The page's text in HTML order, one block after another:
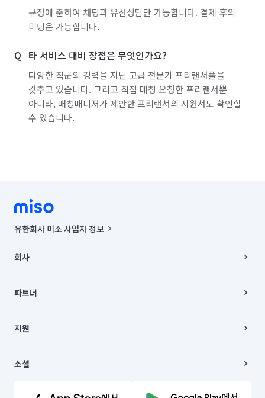
규정에 준하여 채팅과 유선상담만 가능합니다. 결제 후의
미팅은 가능합니다.
타 서비스 대비 장점은 무엇인가요?
다양한 직군의 경력을 지닌 고급 전문가 프리랜서풀을
갖추고 있습니다. 그리고 직접 매칭 요청한 프리랜서뿐
아니라, 매칭매니저가 제안한 프리랜서의 지원서도 확인할
수 있습니다.
유한회사 미소 사업자 정보
00019 |
주소 | 본사: 서울특별시 종로구 율곡로 6(중학동, 트윈트리빌딩) B동 5층
컨택센터 : 서울특별시 종로구 수송동 율곡로 24, 7층, 8층 미소
상품, 상품정보, 거래에 관한 의무와 책임은 거래당사자에게 있습니다.
언론 보도 관련 문의:
© 유한회사 미소. Miso, Inc. All Rights Reserved.
회사
채용
파트너
이사
지원
이용약관
소셜